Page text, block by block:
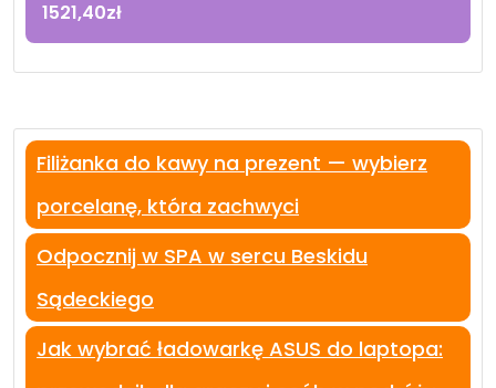
1521,40zł
Filiżanka do kawy na prezent — wybierz
porcelanę, która zachwyci
Odpocznij w SPA w sercu Beskidu
Sądeckiego
Jak wybrać ładowarkę ASUS do laptopa: